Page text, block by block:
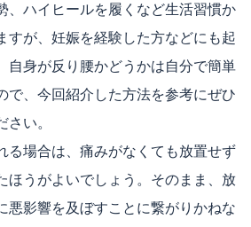
、ハイヒールを履くなど生活習慣か
すが、妊娠を経験した方などにも起
自身が反り腰かどうかは自分で簡単
で、今回紹介した方法を参考にぜひ
い。
る場合は、痛みがなくても放置せず
ほうがよいでしょう。そのまま、放
悪影響を及ぼすことに繋がりかねな